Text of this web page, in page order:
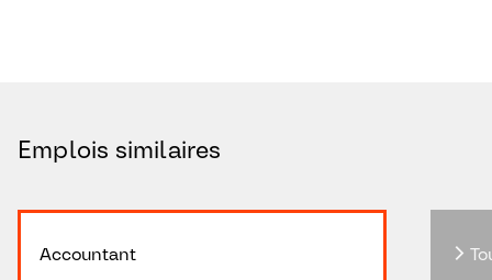
Emplois similaires
Accountant